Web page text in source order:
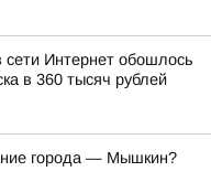
сети Интернет обошлось
в 360 тысяч рублей
города — Мышкин?